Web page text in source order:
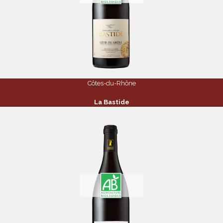
Côtes-du-Rhône
La Bastide